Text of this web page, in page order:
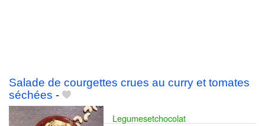
Salade de courgettes crues au curry et tomates
séchées -
Legumesetchocolat